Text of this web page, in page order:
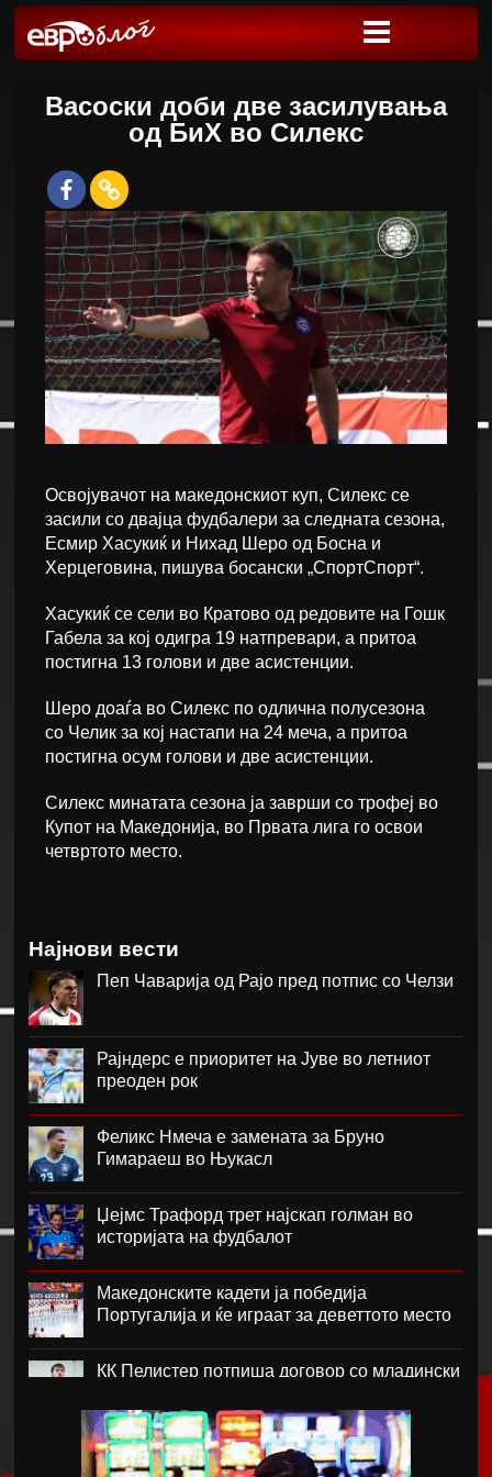
Васоски доби две засилувања
од БиХ во Силекс
Освојувачот на македонскиот куп, Силекс се
засили со двајца фудбалери за следната сезона,
Есмир Хасукиќ и Нихад Шеро од Босна и
Херцеговина, пишува босански „СпортСпорт“.
Хасукиќ се сели во Кратово од редовите на Гошк
Габела за кој одигра 19 натпревари, а притоа
постигна 13 голови и две асистенции.
Шеро доаѓа во Силекс по одлична полусезона
со Челик за кој настапи на 24 меча, а притоа
постигна осум голови и две асистенции.
Силекс минатата сезона ја заврши со трофеј во
Купот на Македонија, во Првата лига го освои
четвртото место.
Најнови вести
Пеп Чаварија од Рајо пред потпис со Челзи
Рајндерс е приоритет на Јуве во летниот
преоден рок
Феликс Нмеча е замената за Бруно
Гимараеш во Њукасл
Џејмс Трафорд трет најскап голман во
историјата на фудбалот
Македонските кадети ја победија
Португалија и ќе играат за деветтото место
КК Пелистер потпиша договор со младински
Магнес Аклиуш официјално претставен во
Париз